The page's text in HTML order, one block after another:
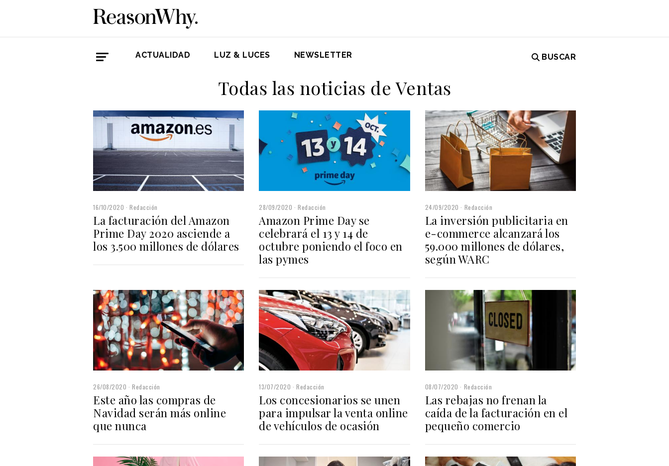
ACTUALIDAD LUZ & LUCES NEWSLETTER BUSCAR
Todas las noticias de Ventas
16/10/2020 Redacción
La facturación del Amazon
Prime Day 2020 asciende a
los 3.500 millones de dólares
28/09/2020 Redacción
Amazon Prime Day se
celebrará el 13 y 14 de
octubre poniendo el foco en
las pymes
24/09/2020 Redacción
La inversión publicitaria en
e-commerce alcanzará los
59.000 millones de dólares,
según WARC
26/08/2020 Redacción
Este año las compras de
Navidad serán más online
que nunca
13/07/2020 Redacción
Los concesionarios se unen
para impulsar la venta online
de vehículos de ocasión
08/07/2020 Redacción
Las rebajas no frenan la
caída de la facturación en el
pequeño comercio